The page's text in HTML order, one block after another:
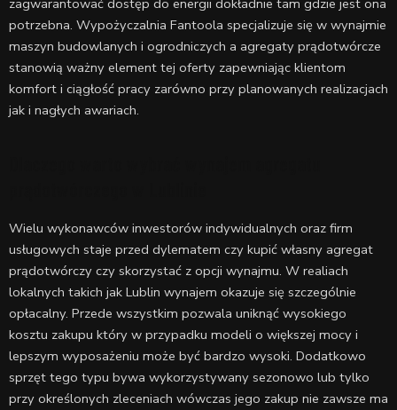
zagwarantować dostęp do energii dokładnie tam gdzie jest ona
potrzebna. Wypożyczalnia Fantoola specjalizuje się w wynajmie
maszyn budowlanych i ogrodniczych a agregaty prądotwórcze
stanowią ważny element tej oferty zapewniając klientom
komfort i ciągłość pracy zarówno przy planowanych realizacjach
jak i nagłych awariach.
Wielu wykonawców inwestorów indywidualnych oraz firm
usługowych staje przed dylematem czy kupić własny agregat
prądotwórczy czy skorzystać z opcji wynajmu. W realiach
lokalnych takich jak Lublin wynajem okazuje się szczególnie
opłacalny. Przede wszystkim pozwala uniknąć wysokiego
kosztu zakupu który w przypadku modeli o większej mocy i
lepszym wyposażeniu może być bardzo wysoki. Dodatkowo
sprzęt tego typu bywa wykorzystywany sezonowo lub tylko
przy określonych zleceniach wówczas jego zakup nie zawsze ma